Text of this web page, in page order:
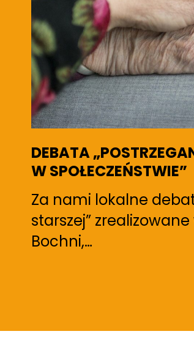
Działania dla
W dniach 19 – 24